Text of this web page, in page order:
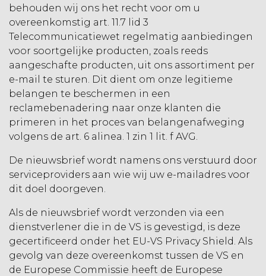
behouden wij ons het recht voor om u
overeenkomstig art. 11.7 lid 3
Telecommunicatiewet regelmatig aanbiedingen
voor soortgelijke producten, zoals reeds
aangeschafte producten, uit ons assortiment per
e-mail te sturen. Dit dient om onze legitieme
belangen te beschermen in een
reclamebenadering naar onze klanten die
primeren in het proces van belangenafweging
volgens de art. 6 alinea. 1 zin 1 lit. f AVG.
De nieuwsbrief wordt namens ons verstuurd door
serviceproviders aan wie wij uw e-mailadres voor
dit doel doorgeven.
Als de nieuwsbrief wordt verzonden via een
dienstverlener die in de VS is gevestigd, is deze
gecertificeerd onder het EU-VS Privacy Shield. Als
gevolg van deze overeenkomst tussen de VS en
de Europese Commissie heeft de Europese